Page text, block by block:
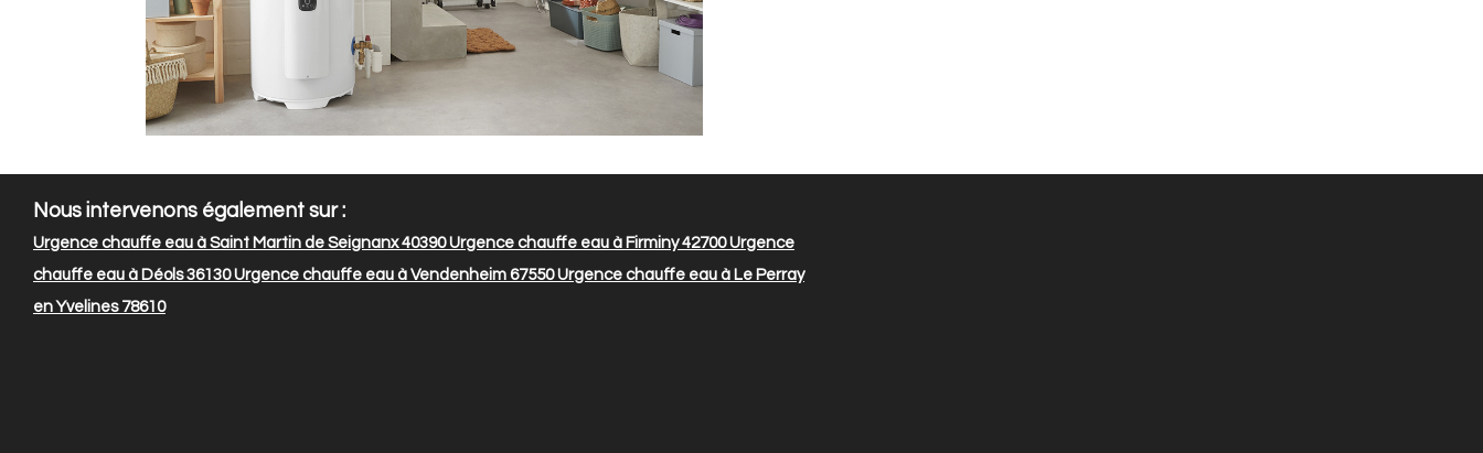
Nous intervenons également sur :
Urgence chauffe eau à Saint Martin de Seignanx 40390Urgence chauffe eau à Firminy 42700Urgence
chauffe eau à Déols 36130Urgence chauffe eau à Vendenheim 67550Urgence chauffe eau à Le Perray
en Yvelines 78610